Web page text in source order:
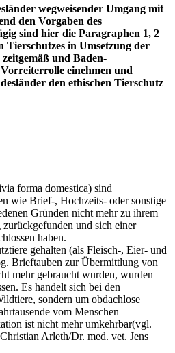
wegweisender Umgang mit
den Vorgaben des
sind hier die Paragraphen 1, 2
Tierschutzes in Umsetzung der
und Baden-
einehmen und
den ethischen Tierschutz
forma domestica) sind
wie Brief-, Hochzeits- oder sonstige
Gründen nicht mehr zu ihrem
und sich einer
haben.
gehalten (als Fleisch-, Eier- und
Brieftauben zur Übermittlung von
mehr gebraucht wurden, wurden
Es handelt sich bei den
sondern um obdachlose
vom Menschen
ist nicht mehr umkehrbar(vgl.
Arleth/Dr. med. vet. Jens